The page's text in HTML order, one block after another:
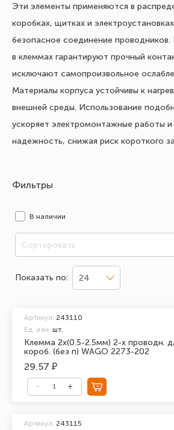
Эти элементы применяются в
коробках, щитках и
безопасное соединение
в клеммах гарантируют прочный
исключают самопроизвольное
Материалы корпуса устойчивы к
внешней среды. Использование
ускоряет электромонтажные работы
надежность, снижая риск короткого
Фильтры
В наличии
Сортировать
Показать по: 24
Клемма 2х(0.5-2.5мм) 2-х проводн.
короб. (без п) WAGO 2273-202
Артикул: 243110
Ед. изм. шт.
29.57 ₽
Артикул: 243115